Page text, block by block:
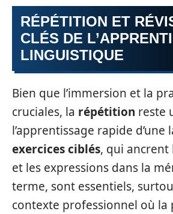
RÉPÉTITION ET
CLÉS DE
LINGUISTIQUE
Bien que l’immersion et la
cruciales, la répétition reste
l’apprentissage rapide d’une
exercices ciblés, qui ancrent
et les expressions dans la
terme, sont essentiels,
contexte professionnel où la